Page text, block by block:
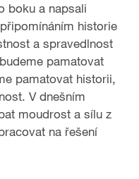
boku a napsali
historie
a spravedlnost
pamatovat
pamatovat historii,
V dnešním
moudrost a sílu z
na řešení